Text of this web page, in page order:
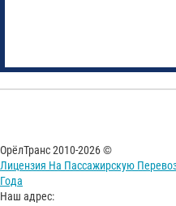
ОрёлТранс 2010-2026 ©
Лицензия На Пассажирскую
Года
Наш адрес: